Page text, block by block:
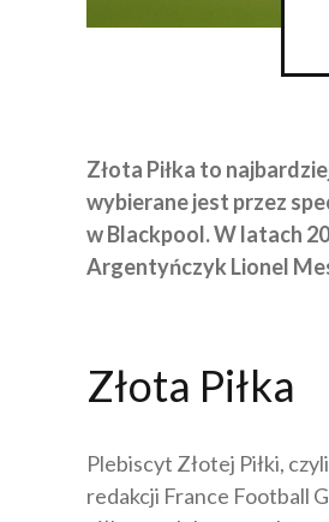
Złota Piłka to
wybierane jest przez
w Blackpool. W latach
Argentyńczyk Lionel
Złota Piłka
Plebiscyt Złotej Piłki,
redakcji France Football